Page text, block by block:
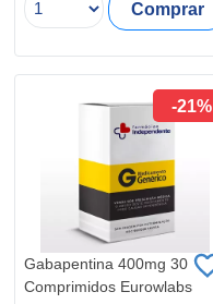
Comprar
-21%
Gabapentina 400mg 30
Comprimidos Eurowlabs